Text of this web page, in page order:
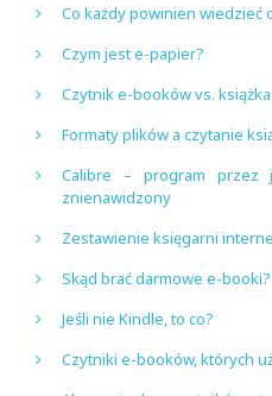
Co każdy powinien wiedzieć
Czym jest e-papier?
Czytnik e-booków vs.
Formaty plików a czytanie
Calibre – program przez
znienawidzony
Zestawienie księgarni
Skąd brać darmowe e-booki?
Jeśli nie Kindle, to co?
Czytniki e-booków, których